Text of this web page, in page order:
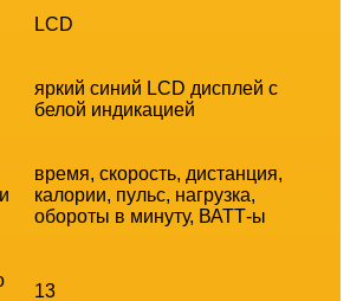
LCD
яркий синий LCD дисплей с
белой индикацией
время, скорость, дистанция,
калории, пульс, нагрузка,
обороты в минуту, ВАТТ-ы
13